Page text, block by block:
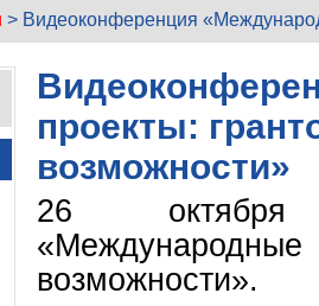
> Видеоконференция
проекты:
возможности»
26 октября
возможности».